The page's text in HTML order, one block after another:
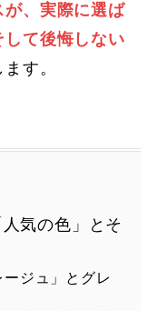
、実際に選ば
て後悔しない
ます。
気の色」とそ
ジュ」とグレ